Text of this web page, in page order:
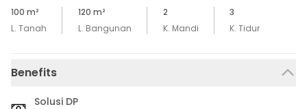
100 m²
L. Tanah
120 m²
L. Bangunan
2
K. Mandi
3
K. Tidur
Benefits
Solusi DP